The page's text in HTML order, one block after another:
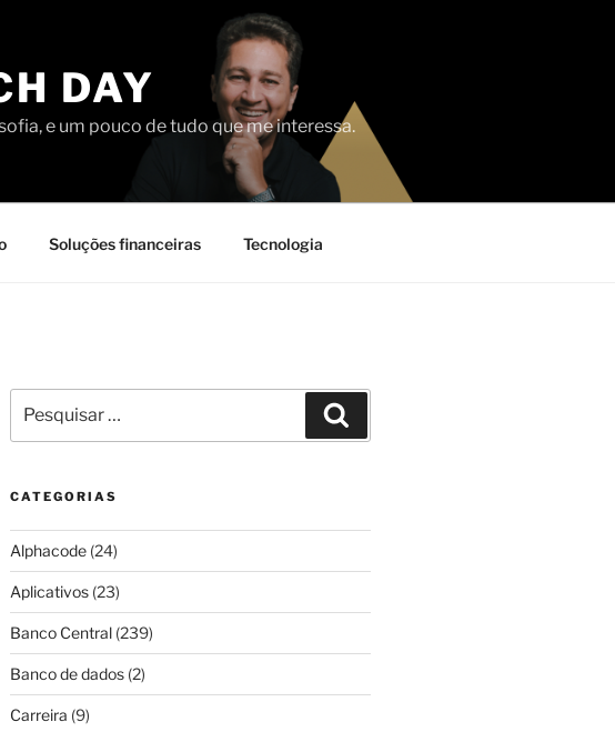
DAY
e um pouco de tudo que me interessa.
Soluções financeiras Tecnologia
por:
CATEGORIAS
Alphacode(24)
Aplicativos(23)
Banco Central(239)
Banco de dados(2)
Carreira (9)